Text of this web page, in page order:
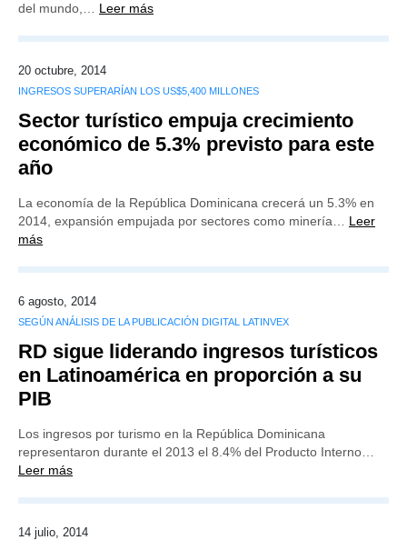
del mundo,… Leer más
20 octubre, 2014
INGRESOS SUPERARÍAN LOS US$5,400 MILLONES
Sector turístico empuja crecimiento
económico de 5.3% previsto para este
año
La economía de la República Dominicana crecerá un 5.3% en
2014, expansión empujada por sectores como minería… Leer
más
6 agosto, 2014
SEGÚN ANÁLISIS DE LA PUBLICACIÓN DIGITAL LATINVEX
RD sigue liderando ingresos turísticos
en Latinoamérica en proporción a su
PIB
Los ingresos por turismo en la República Dominicana
representaron durante el 2013 el 8.4% del Producto Interno…
Leer más
14 julio, 2014